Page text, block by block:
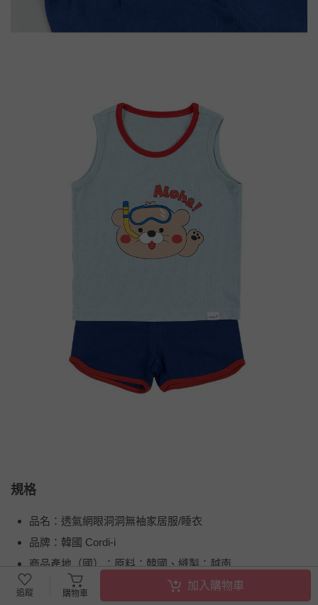
規格
品名：透氣網眼洞洞無袖家居服/睡衣
品牌：韓國 Cordi-i
商品產地（國）：原料：韓國、縫製：越南
成分：97%棉（無螢光）＋3%尼龍
追蹤 購物車
加入購物車